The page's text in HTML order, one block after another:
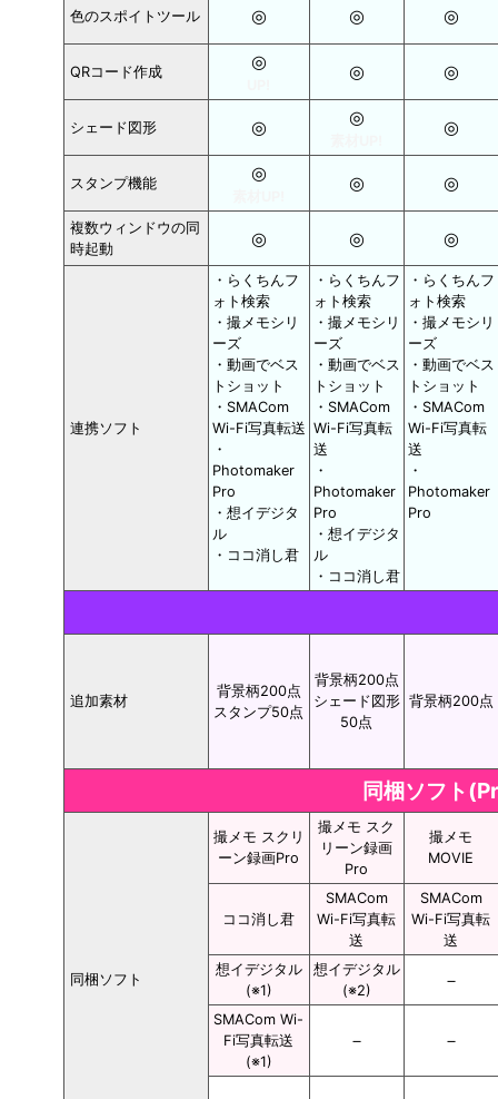
色のスポイトツール ◎ ◎ ◎
QRコード作成 ◎ ◎ ◎
シェード図形 ◎ ◎ ◎
スタンプ機能 ◎ ◎ ◎
複数ウィンドウの同
時起動
◎ ◎ ◎
連携ソフト
・らくちんフ
ォト検索
・撮メモシリ
ーズ
・動画でベス
トショット
・SMACom
Wi-Fi写真転送
・
Photomaker
Pro
・想イデジタ
ル
・ココ消し君
・らくちんフ
ォト検索
・撮メモシリ
ーズ
・動画でベス
トショット
・SMACom
Wi-Fi写真転
送
・
Photomaker
Pro
・想イデジタ
ル
・ココ消し君
・らくちんフ
ォト検索
・撮メモシリ
ーズ
・動画でベス
トショット
・SMACom
Wi-Fi写真転
送
・
Photomaker
Pro
追加素材
背景柄200点
スタンプ50点
背景柄200点
シェード図形
50点
背景柄200点
同梱ソフト
同梱ソフト
撮メモ スクリ
ーン録画Pro
撮メモ スク
リーン録画
Pro
撮メモ
MOVIE
ココ消し君
SMACom
Wi-Fi写真転
送
SMACom
Wi-Fi写真転
送
想イデジタル
(※1)
想イデジタル
(※2)
－
SMACom Wi-
Fi写真転送
(※1)
－ －